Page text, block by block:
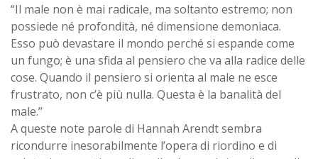
“Il male non è mai radicale, ma soltanto estremo; non
possiede né profondità, né dimensione demoniaca.
Esso può devastare il mondo perché si espande come
un fungo; è una sfida al pensiero che va alla radice delle
cose. Quando il pensiero si orienta al male ne esce
frustrato, non c’è più nulla. Questa è la banalità del
male.”
A queste note parole di Hannah Arendt sembra
ricondurre inesorabilmente l’opera di riordino e di